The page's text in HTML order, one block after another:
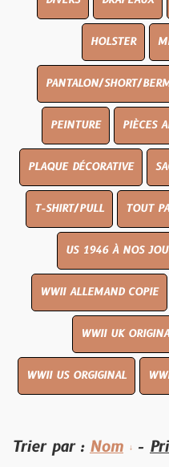
HOLSTER
PANTALON/SHORT/
PEINTURE PIÈCES
PLAQUE DÉCORATIVE
T-SHIRT/PULL TOUT
US 1946 À NOS
WWII ALLEMAND COPIE
WWII UK
WWII US ORGIGINAL
Trier par : Nom -